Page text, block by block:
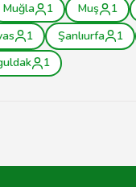
Muğla 1 Muş 1
1 Şanlıurfa 1
1